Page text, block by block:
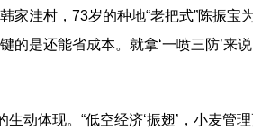
洼村，73岁的种地“老把式”陈振宝
是还能省成本。就拿‘一喷三防’来
动体现。“低空经济‘振翅’，小麦管